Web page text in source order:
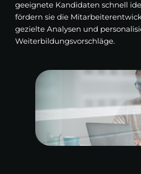
geeignete Kandidaten schnell
fördern sie die
gezielte Analysen und
Weiterbildungsvorschläge.